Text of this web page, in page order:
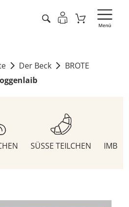
Der Beck
BROTE
SÜSSE TEILCHEN